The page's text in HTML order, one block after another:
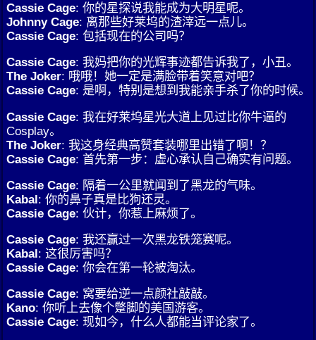
Cassie Cage: 你的星探说我能成为大明星呢。
Johnny Cage: 离那些好莱坞的渣滓远一点儿。
Cassie Cage: 包括现在的公司吗？
Cassie Cage: 我妈把你的光辉事迹都告诉我了，小丑。
The Joker: 哦哦！她一定是满脸带着笑意对吧？
Cassie Cage: 是啊，特别是想到我能亲手杀了你的时候。
Cassie Cage: 我在好莱坞星光大道上见过比你牛逼的
Cosplay。
The Joker: 我这身经典高赞套装哪里出错了啊！？
Cassie Cage: 首先第一步：虚心承认自己确实有问题。
Cassie Cage: 隔着一公里就闻到了黑龙的气味。
Kabal: 你的鼻子真是比狗还灵。
Cassie Cage: 伙计，你惹上麻烦了。
Cassie Cage: 我还赢过一次黑龙铁笼赛呢。
Kabal: 这很厉害吗？
Cassie Cage: 你会在第一轮被淘汰。
Cassie Cage: 窝要给逆一点颜社敲敲。
Kano: 你听上去像个蹩脚的美国游客。
Cassie Cage: 现如今，什么人都能当评论家了。